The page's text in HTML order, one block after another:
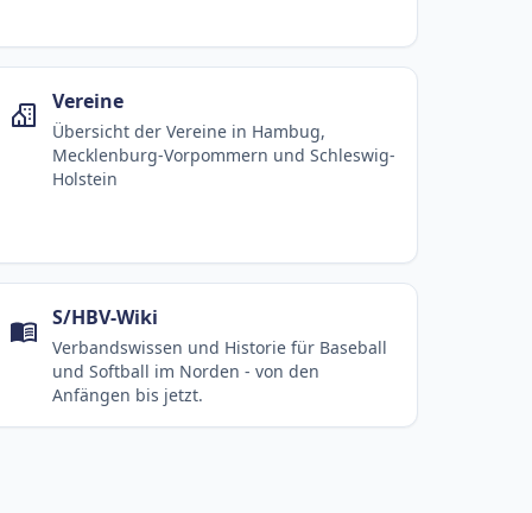
Vereine
Übersicht der Vereine in Hambug,
Mecklenburg-Vorpommern und Schleswig-
Holstein
S/HBV-Wiki
Verbandswissen und Historie für Baseball
und Softball im Norden - von den
Anfängen bis jetzt.